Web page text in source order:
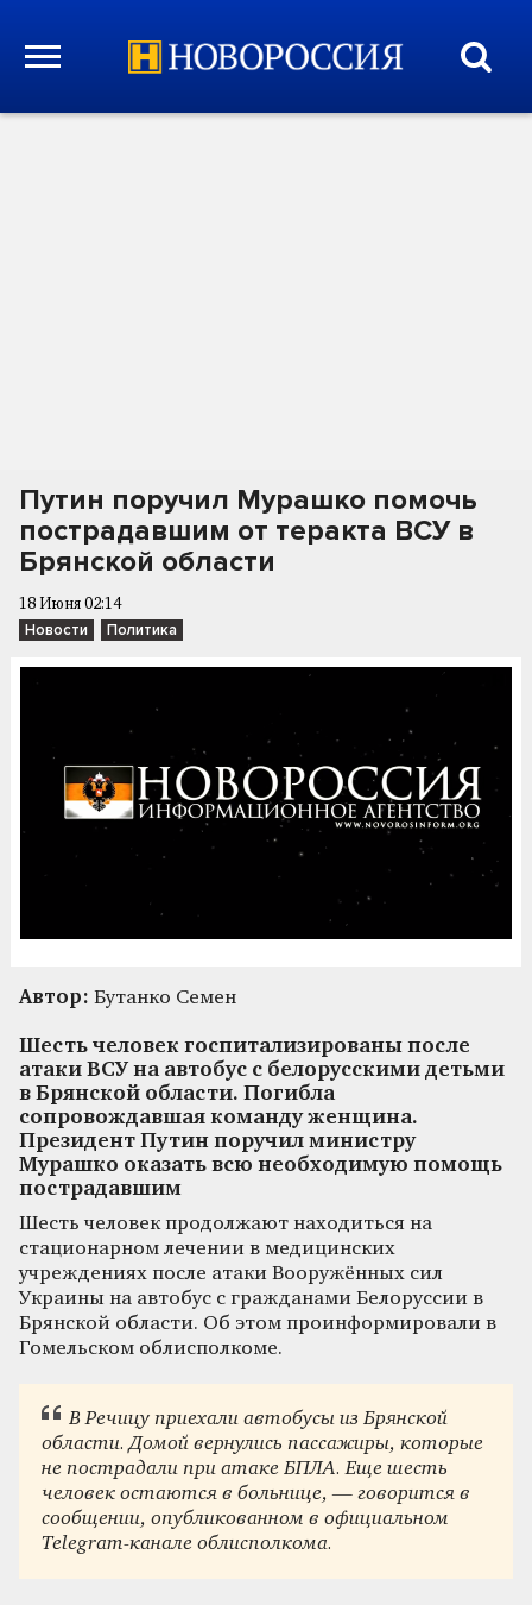
Путин поручил Мурашко помочь
пострадавшим от теракта ВСУ в
Брянской области
18 Июня 02:14
Новости Политика
Автор: Бутанко Семен
Шесть человек госпитализированы после
атаки ВСУ на автобус с белорусскими детьми
в Брянской области. Погибла
сопровождавшая команду женщина.
Президент Путин поручил министру
Мурашко оказать всю необходимую помощь
пострадавшим
Шесть человек продолжают находиться на
стационарном лечении в медицинских
учреждениях после атаки Вооружённых сил
Украины на автобус с гражданами Белоруссии в
Брянской области. Об этом проинформировали в
Гомельском облисполкоме.
В Речицу приехали автобусы из Брянской
области. Домой вернулись пассажиры, которые
не пострадали при атаке БПЛА. Еще шесть
человек остаются в больнице, — говорится в
сообщении, опубликованном в официальном
Telegram-канале облисполкома.